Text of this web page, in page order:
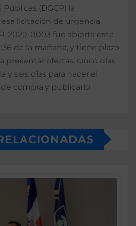
(DGCP) la
licitación de urgencia
2020-0003 fue abierta este
de la mañana, y tiene plazo
presentar ofertas, cinco días
y seis días para hacer el
compra y publicarlo.